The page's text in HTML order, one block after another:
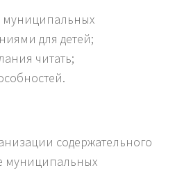
муниципальных
для детей;
читать;
содержательного
муниципальных